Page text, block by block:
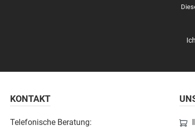
KONTAKT
Telefonische Beratung: